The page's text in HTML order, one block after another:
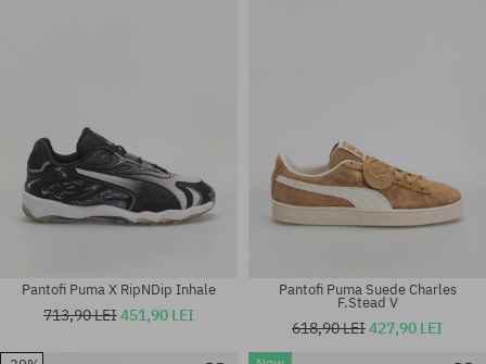
37; 37.5; 38; 38.5; 39; 40; 40.5;
Mărimi existente:
Pantofi Puma X RipNDip Inhale
713,90 LEI451,90 LEI
Pantofi Puma Suede Charles
F.Stead V
618,90 LEI427,90 LEI